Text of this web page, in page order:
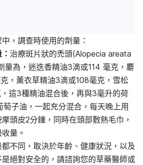
，調查時使用的劑量：
治療斑片狀的禿頭(Alopecia areata
量為，迷迭香精油3滴或114 毫克，麝
，薰衣草精油3滴或108毫克，雪松
這3種精油混合後，再與3毫升的荷
萄子油，一起充分混合，每天晚上用
頭皮2分鐘，同時在頭部敷熱毛巾，
量。
不同，取決於年齡、健康狀況，以及
絕對安全的，請諮詢您的草藥醫師或